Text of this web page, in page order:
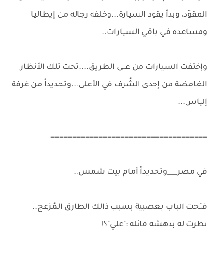
المقوّد، وبدأ يقود السيارة...وخلفه رجاله من إيطاليا
ومساعده في باقي السيارات..
وإختفت السيارات من على الطريق....تحت تلك الأنظار
الغامضة من إحدى الشُرف في الأعلى...وتحديداً من غرفة
إلياس...
====================================
في مصر___وتحديداً أمام بيت شمس..
فتحت الباب بعصبية بسبب ذالك الطارق المُزعج..
نظرت له بدهشة قائلة :"علي"؟!